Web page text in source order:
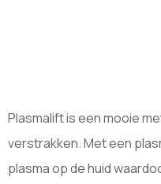
Plasmalift is een mooie
verstrakken. Met een
plasma op de huid